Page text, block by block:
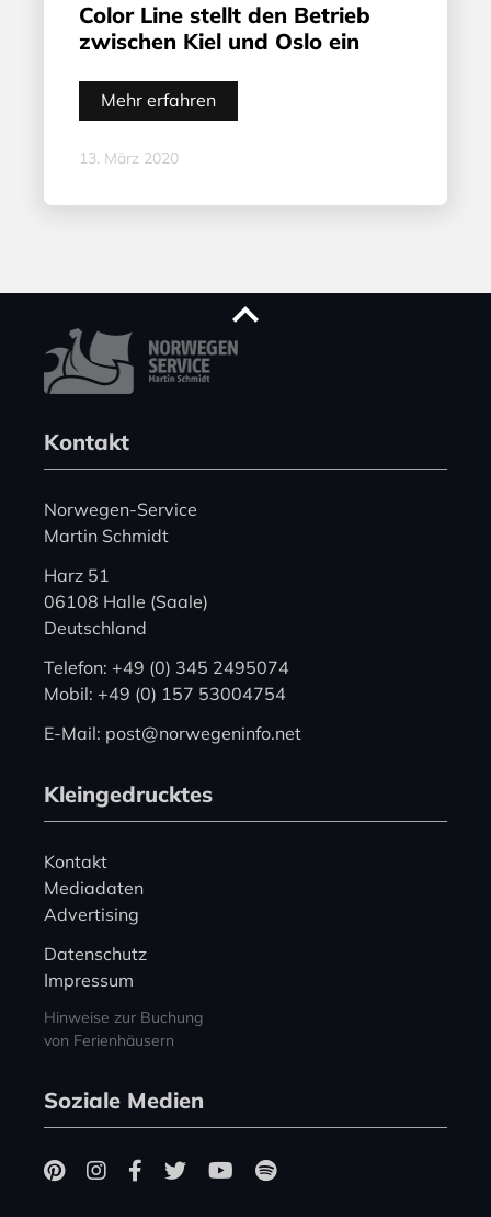
Color Line stellt den Betrieb
zwischen Kiel und Oslo ein
Mehr erfahren
13. März 2020
Kontakt
Norwegen-Service
Martin Schmidt
Harz 51
06108 Halle (Saale)
Deutschland
Telefon: +49 (0) 345 2495074
Mobil: +49 (0) 157 53004754
E-Mail: post@norwegeninfo.net
Kleingedrucktes
Kontakt
Mediadaten
Advertising
Datenschutz
Impressum
Hinweise zur Buchung
von Ferienhäusern
Soziale Medien